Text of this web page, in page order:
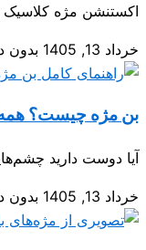
اکستنشن مژه کلاسیک
خرداد 13, 1405 بدون
بن مژه چیست؟ همه
آیا دوست دارید
خرداد 13, 1405 بدون